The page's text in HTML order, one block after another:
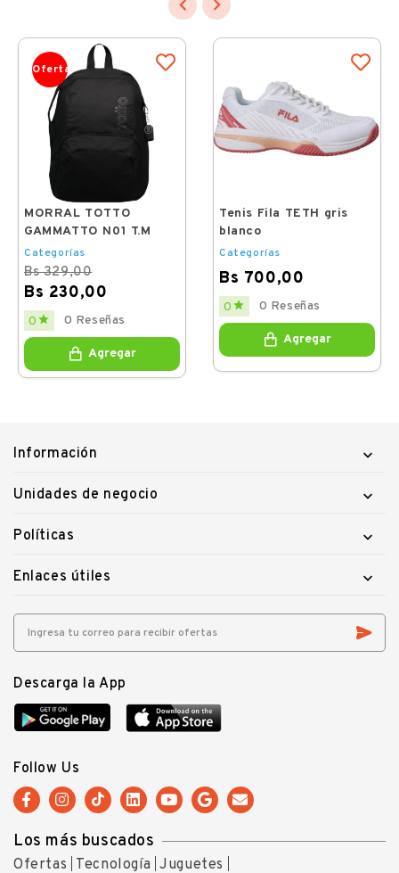
 
Oferta
MORRAL TOTTO
GAMMATTO N01 T.M
Categorías
Bs 329,00
Bs 230,00
Regular
price
Price
0  0 Reseñas
Agregar
Tenis Fila TETH gris
blanco
Categorías
Bs 700,00
Price
0  0 Reseñas
Agregar
Información 
Unidades de negocio 
Políticas 
Enlaces útiles 
Descarga la App
Follow Us
Los más buscados
Ofertas Tecnología Juguetes